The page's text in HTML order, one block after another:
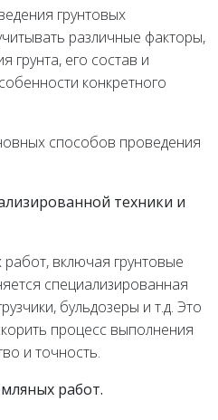
грунтовых
различные факторы,
грунта, его состав и
конкретного
способов проведения
техники и
включая грунтовые
специализированная
бульдозеры и т.д. Это
процесс выполнения
и точность.
работ.